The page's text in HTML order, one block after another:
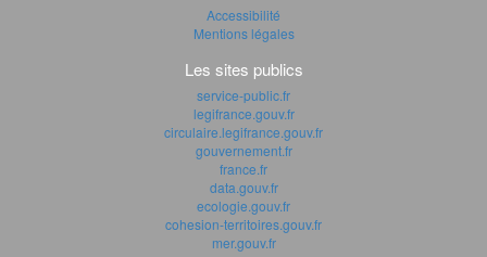
Accessibilité
Mentions légales
Les sites publics
service-public.fr
legifrance.gouv.fr
circulaire.legifrance.gouv.fr
gouvernement.fr
france.fr
data.gouv.fr
ecologie.gouv.fr
cohesion-territoires.gouv.fr
mer.gouv.fr